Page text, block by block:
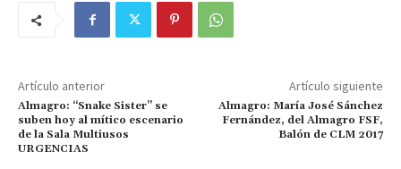
Artículo anterior
Almagro: “Snake Sister” se
suben hoy al mítico escenario
de la Sala Multiusos
URGENCIAS
Artículo siguiente
Almagro: María José Sánchez
Fernández, del Almagro FSF,
Balón de CLM 2017